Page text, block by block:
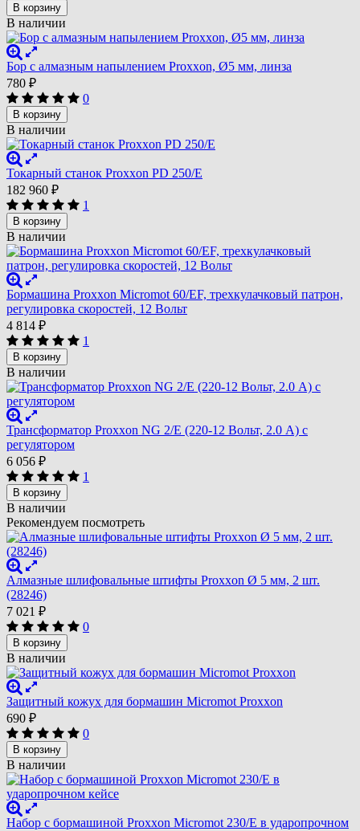
В корзину
В наличии
Бор с алмазным напылением Proxxon, Ø5 мм, линза
780 ₽
0
В корзину
В наличии
Токарный станок Proxxon PD 250/E
182 960 ₽
1
В корзину
В наличии
Бормашина Proxxon Micromot 60/EF, трехкулачковый патрон,
регулировка скоростей, 12 Вольт
4 814 ₽
1
В корзину
В наличии
Трансформатор Proxxon NG 2/E (220-12 Вольт, 2.0 А) с
регулятором
6 056 ₽
1
В корзину
В наличии
Рекомендуем посмотреть
Алмазные шлифовальные штифты Proxxon Ø 5 мм, 2 шт.
(28246)
7 021 ₽
0
В корзину
В наличии
Защитный кожух для бормашин Micromot Proxxon
690 ₽
0
В корзину
В наличии
Набор с бормашиной Proxxon Micromot 230/E в ударопрочном